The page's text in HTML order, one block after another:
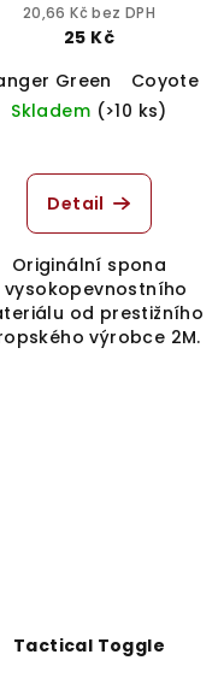
20,66 Kč bez DPH
25 Kč
Green
Coyote
Skladem (>10 ks)
Detail
Originální spona
vysokopevnostního
od prestižního
výrobce 2M.
Tactical Toggle